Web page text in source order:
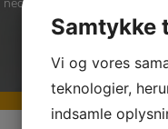
nedbrydningsprojekt, så
SE
Samtykke
Vi og vores
teknologier,
indsamle